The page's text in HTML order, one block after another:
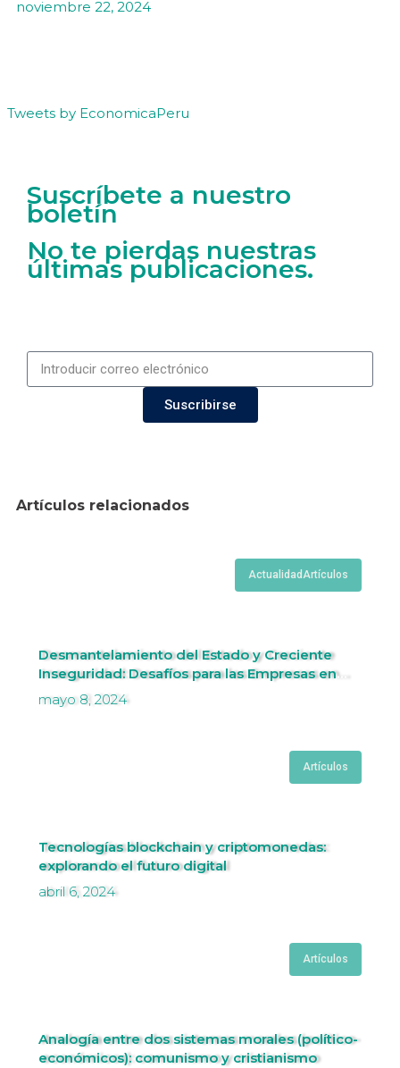
noviembre 22, 2024
Tweets by EconomicaPeru
Suscríbete a nuestro
boletín
No te pierdas nuestras
últimas publicaciones.
Suscribirse
Artículos relacionados
ActualidadArtículos
Desmantelamiento del Estado y Creciente
Inseguridad: Desafíos para las Empresas en
mayo 8, 2024
Artículos
Tecnologías blockchain y criptomonedas:
explorando el futuro digital
abril 6, 2024
Artículos
Analogía entre dos sistemas morales (político-
económicos): comunismo y cristianismo